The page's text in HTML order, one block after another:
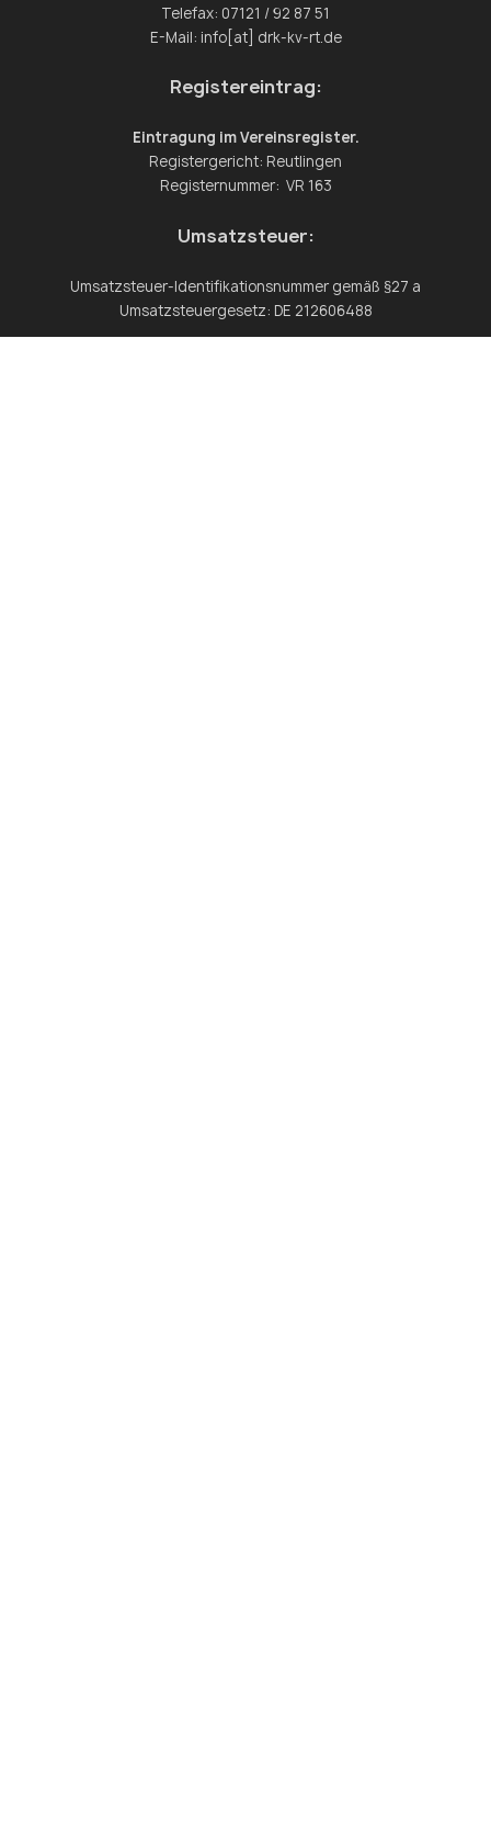
Telefax: 07121 / 92 87 51
E-Mail: info[at] drk-kv-rt.de
Registereintrag:
Eintragung im Vereinsregister.
Registergericht: Reutlingen
Registernummer: VR 163
Umsatzsteuer:
Umsatzsteuer-Identifikationsnummer gemäß §27 a
Umsatzsteuergesetz: DE 212606488